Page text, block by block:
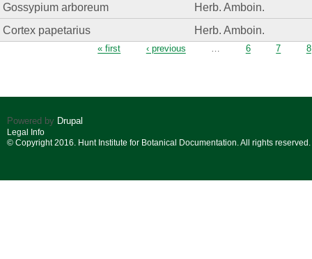
Gossypium arboreum
Herb. Amboin.
Cortex papetarius
Herb. Amboin.
« first ‹ previous … 6 7 8
Powered by Drupal
Legal Info
© Copyright 2016. Hunt Institute for Botanical Documentation. All rights reserved.